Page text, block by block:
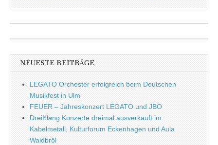
NEUESTE BEITRÄGE
LEGATO Orchester erfolgreich beim Deutschen
Musikfest in Ulm
FEUER – Jahreskonzert LEGATO und JBO
DreiKlang Konzerte dreimal ausverkauft im
Kabelmetall, Kulturforum Eckenhagen und Aula
Waldbröl